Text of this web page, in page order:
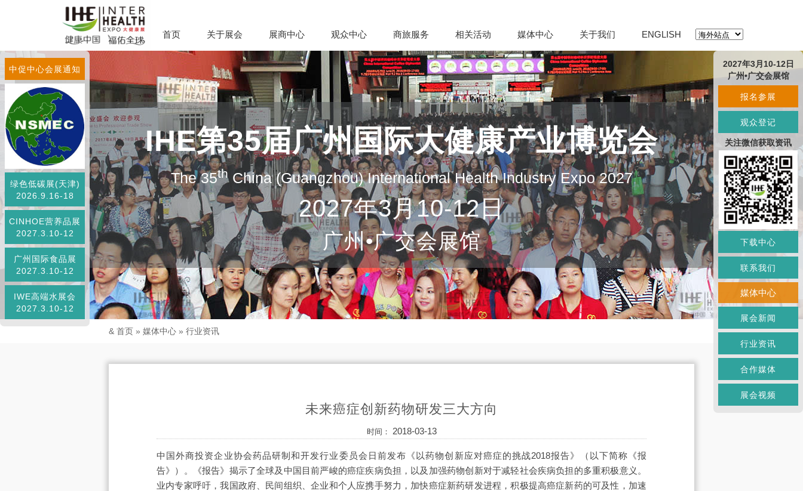
首页 关于展会 展商中心 观众中心 商旅服务 相关活动 媒体中心 关于我们 ENGLISH
IHE第35届广州国际大健康产业博览会
The 35thChina (Guangzhou) International Health Industry Expo 2027
2027年3月10-12日
广州•广交会展馆
中促中心会展通知
绿色低碳展(天津)
2026.9.16-18
CINHOE营养品展
2027.3.10-12
广州国际食品展
2027.3.10-12
IWE高端水展会
2027.3.10-12
& 首页 » 媒体中心 » 行业资讯
未来癌症创新药物研发三大方向
时间： 2018-03-13
中国外商投资企业协会药品研制和开发行业委员会日前发布《以药物创新应对癌症的挑战2018报告》（以下简称《报
告》）。《报告》揭示了全球及中国目前严峻的癌症疾病负担，以及加强药物创新对于减轻社会疾病负担的多重积极意义。
业内专家呼吁，我国政府、民间组织、企业和个人应携手努力，加快癌症新药研发进程，积极提高癌症新药的可及性，加速
2027年3月10-12日
广州•广交会展馆
报名参展
观众登记
关注微信获取资讯
下载中心
联系我们
媒体中心
展会新闻
行业资讯
合作媒体
展会视频